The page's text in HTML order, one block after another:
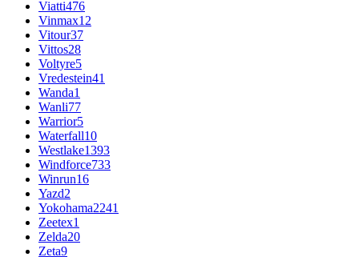
Viatti476
Vinmax12
Vitour37
Vittos28
Voltyre5
Vredestein41
Wanda1
Wanli77
Warrior5
Waterfall10
Westlake1393
Windforce733
Winrun16
Yazd2
Yokohama2241
Zeetex1
Zelda20
Zeta9